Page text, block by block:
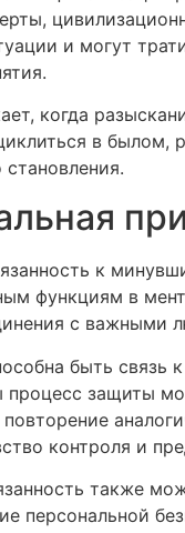
и могут
когда
в былом,
к
функциям в
с важными
быть связь
защиты
повторение
контроля и
также
персональной